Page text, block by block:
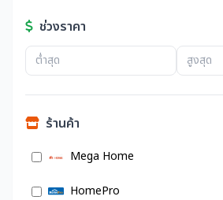
ช่วงราคา
ร้านค้า
Mega Home
HomePro